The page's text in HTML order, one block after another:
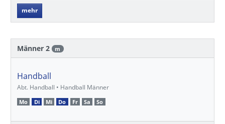
mehr
Männer 2 m
Handball
Abt. Handball • Handball Männer
Mo Di Mi Do Fr Sa So